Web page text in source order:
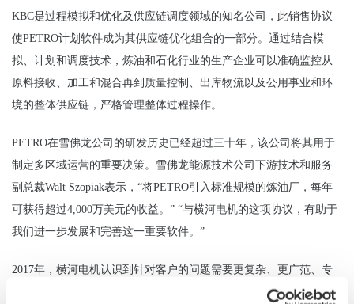
KBC是过程模拟和优化及供应链调度领域的知名公司，此销售协议
使PETRO计划软件成为其供应链优化组合的一部分。通过结合模
拟、计划和调度技术，炼油和石化行业的生产企业可以准确监控从
原料接收、加工和混合再到质量控制、出库物流以及公用事业和环
境的整体供应链，严格管理整体过程操作。
PETRO在雪佛龙公司的研发历史已经超过三十年，该公司将其用于
制定多区域运营的重要决策。雪佛龙能源技术公司下游技术和服务
副总裁Walt Szopiak表示，“将PETRO引入标准规模的炼油厂，每年
可获得超过4,000万美元的收益。” “与横河电机的这项协议，有助于
我们进一步发展和完善这一重要软件。”
2017年，横河电机认识到针对客户的问题需要更复杂、更广范、专
门定制的解决方案，因此推出了Synaptic Business Automation（工业